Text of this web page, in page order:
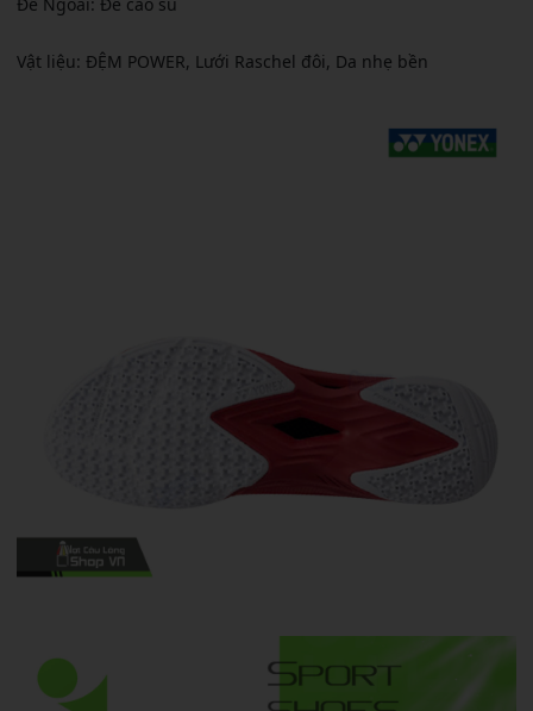
Vật liệu: ĐỆM POWER, Lưới Raschel đôi, Da nhẹ bền